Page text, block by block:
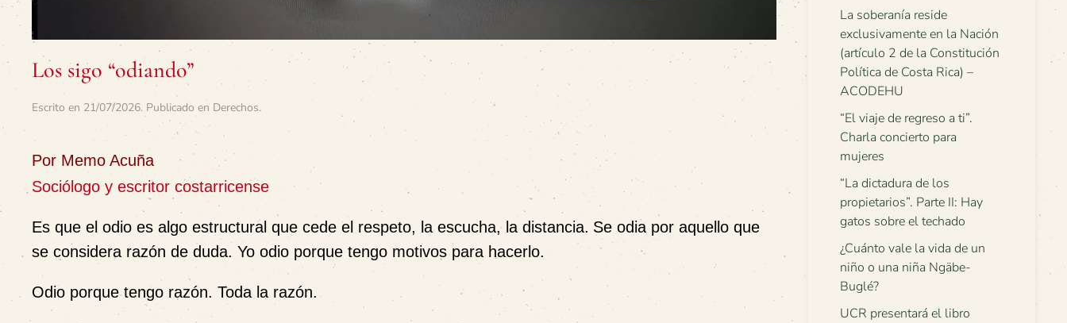
Los sigo “odiando”
Escrito en 21/07/2026. Publicado en Derechos.
Por Memo Acuña
Sociólogo y escritor costarricense
Es que el odio es algo estructural que cede el respeto, la escucha, la distancia. Se odia por aquello que
se considera razón de duda. Yo odio porque tengo motivos para hacerlo.
Odio porque tengo razón. Toda la razón.
La soberanía reside
exclusivamente en la Nación
(artículo 2 de la Constitución
Política de Costa Rica) –
ACODEHU
“El viaje de regreso a ti”.
Charla concierto para
mujeres
“La dictadura de los
propietarios”. Parte II: Hay
gatos sobre el techado
¿Cuánto vale la vida de un
niño o una niña Ngäbe-
Buglé?
UCR presentará el libro